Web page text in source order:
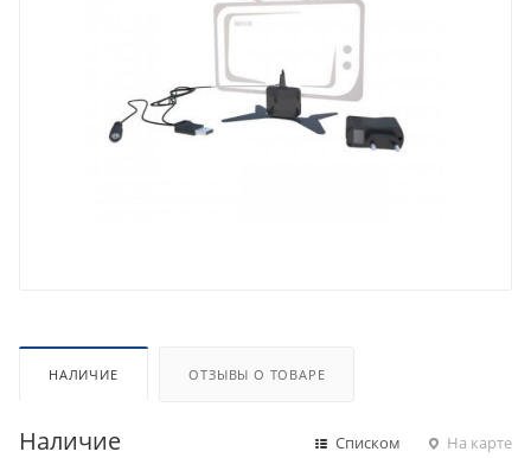
НАЛИЧИЕ ОТЗЫВЫ О ТОВАРЕ
Наличие Списком На карте